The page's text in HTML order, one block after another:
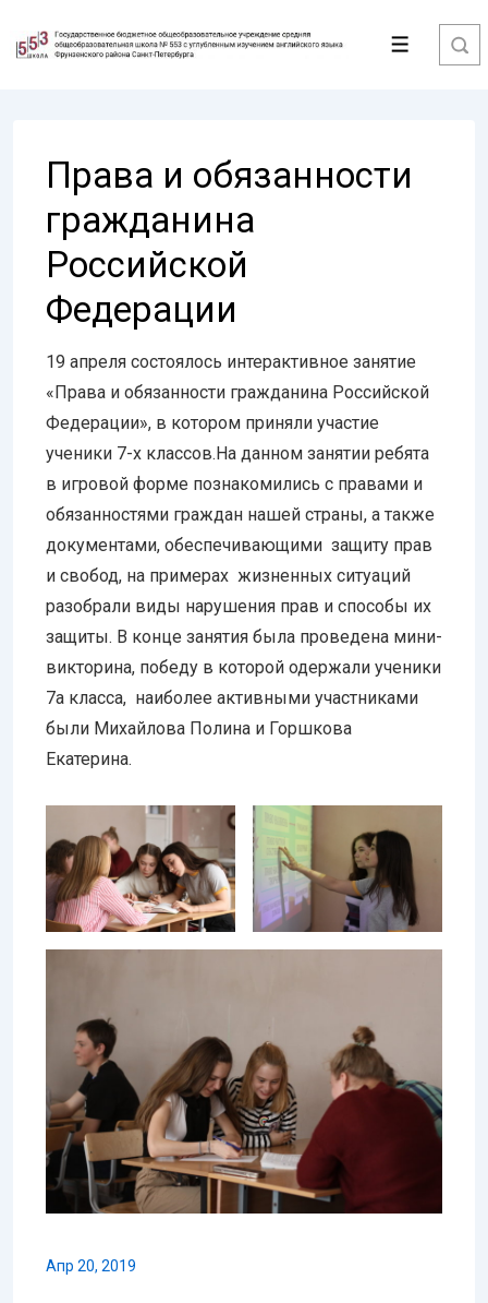
Перейти
Меню
Права и обязанности
гражданина
Российской
Федерации
19 апреля состоялось интерактивное занятие
«Права и обязанности гражданина Российской
Федерации», в котором приняли участие
ученики 7-х классов.На данном занятии ребята
в игровой форме познакомились с правами и
обязанностями граждан нашей страны, а также
документами, обеспечивающими защиту прав
и свобод, на примерах жизненных ситуаций
разобрали виды нарушения прав и способы их
защиты. В конце занятия была проведена мини-
викторина, победу в которой одержали ученики
7а класса, наиболее активными участниками
были Михайлова Полина и Горшкова
Екатерина.
Апр 20, 2019